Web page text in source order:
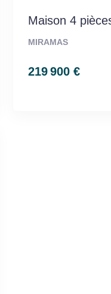
Maison 4
MIRAMAS
219 900 €